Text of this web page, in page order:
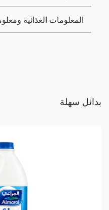
المعلومات الغذائية
بدائل سهلة